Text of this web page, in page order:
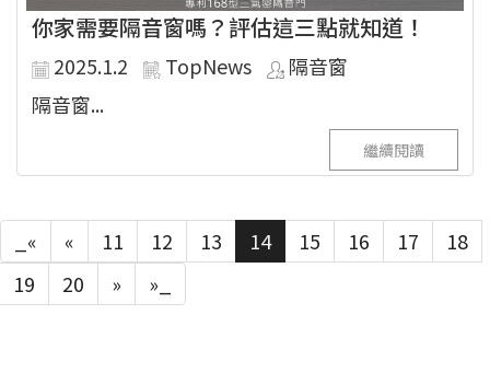
你家需要隔音窗嗎？評估這三點就知道！
2025.1.2 TopNews
隔音窗
隔音窗...
繼續閱讀
_« « 11 12 13 14 15 16 17
18
19
20 » »_